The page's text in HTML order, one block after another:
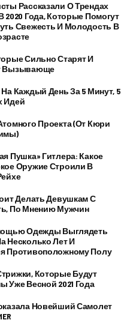
Рассказали О Трендах
2020 Года, Которые Помогут
Свежесть И Молодость В
Сильно Старят И
Вызывающе
Каждый День За 5 Минут, 5
Идей
Проекта (от Кюри
Пушка» Гитлера: Какое
Оружие Строили В
Делать Девушкам С
По Мнению Мужчин
Одежды Выглядеть
Несколько Лет И
Противоположному Полу
Которые Будут
Уже Весной 2021 Года
Новейший Самолет